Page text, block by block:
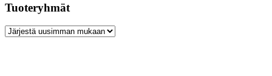
Tuoteryhmät